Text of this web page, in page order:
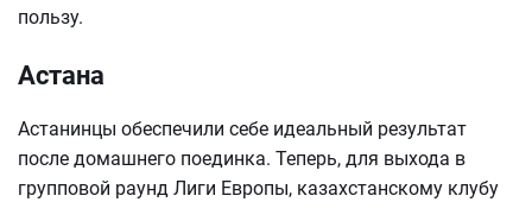
пользу.
Астана
Астанинцы обеспечили себе идеальный результат
после домашнего поединка. Теперь, для выхода в
групповой раунд Лиги Европы, казахстанскому клубу